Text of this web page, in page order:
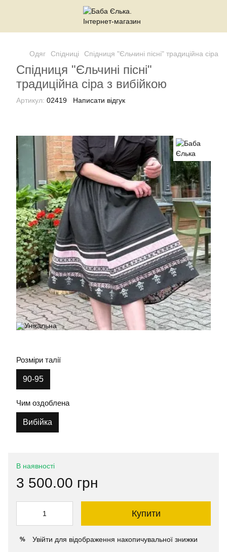
Одяг Спідниці Спідниця "Єльчині пісні" традиційна сіра з
Спідниця "Єльчині пісні"
традиційна сіра з вибійкою
Артикул: 02419 Написати відгук
Розміри талії
90-95
Чим оздоблена
Вибійка
В наявності
3 500.00 грн
Купити
% Увійти для відображення накопичувальної знижки